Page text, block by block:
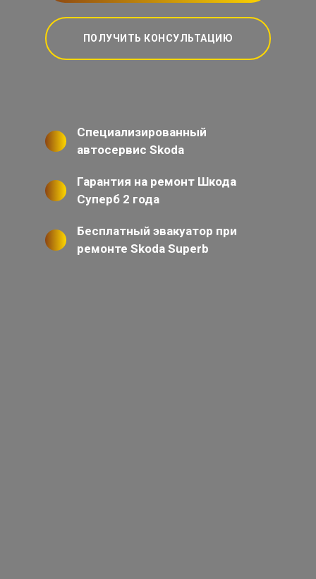
ПОЛУЧИТЬ КОНСУЛЬТАЦИЮ
Специализированный
автосервис Skoda
Гарантия на ремонт Шкода
Суперб 2 года
Бесплатный эвакуатор при
ремонте Skoda Superb